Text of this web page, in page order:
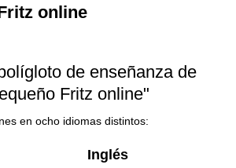
online
de enseñanza de
Fritz online"
en ocho idiomas distintos:
Inglés